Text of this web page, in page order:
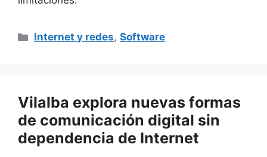
Categorías
Internet y redes,Software
Vilalba explora nuevas formas
de comunicación digital sin
dependencia de Internet